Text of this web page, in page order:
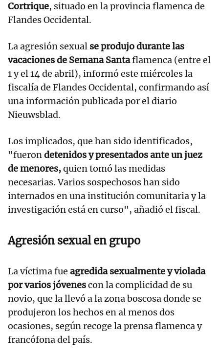
Cortrique, situado en la provincia flamenca de
Flandes Occidental.
La agresión sexual se produjo durante las
vacaciones de Semana Santaflamenca (entre el
1 y el 14 de abril), informó este miércoles la
fiscalía de Flandes Occidental, confirmando así
una información publicada por el diario
Nieuwsblad.
Los implicados, que han sido identificados,
"fuerondetenidos y presentados ante un juez
de menores,quien tomó las medidas
necesarias. Varios sospechosos han sido
internados en una institución comunitaria y la
investigación está en curso", añadió el fiscal.
Agresión sexual en grupo
La víctima fue agredida sexualmente y violada
por varios jóvenescon la complicidad de su
novio, que la llevó a la zona boscosa donde se
produjeron los hechos en al menos dos
ocasiones, según recoge la prensa flamenca y
francófona del país.